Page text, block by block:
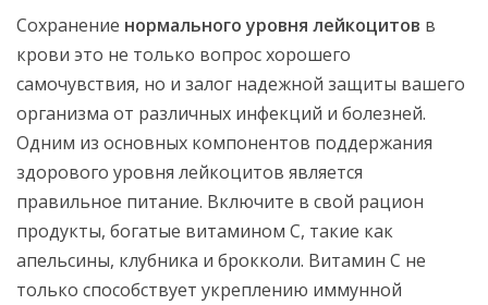
Сохранение нормального уровня лейкоцитов в
крови это не только вопрос хорошего
самочувствия, но и залог надежной защиты вашего
организма от различных инфекций и болезней.
Одним из основных компонентов поддержания
здорового уровня лейкоцитов является
правильное питание. Включите в свой рацион
продукты, богатые витамином C, такие как
апельсины, клубника и брокколи. Витамин C не
только способствует укреплению иммунной